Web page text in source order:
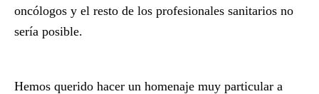
oncólogos y el resto de los profesionales sanitarios no
sería posible.
Hemos querido hacer un homenaje muy particular a